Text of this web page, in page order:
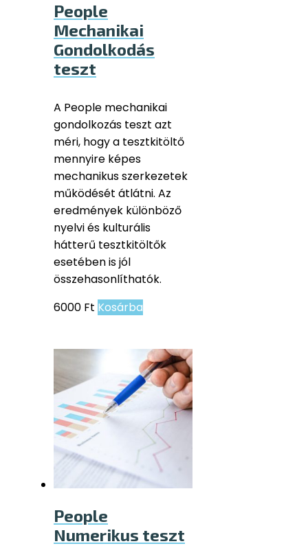
People
Mechanikai
Gondolkodás
teszt
A People mechanikai
gondolkozás teszt azt
méri, hogy a tesztkitöltő
mennyire képes
mechanikus szerkezetek
működését átlátni. Az
eredmények különböző
nyelvi és kulturális
hátterű tesztkitöltők
esetében is jól
összehasonlíthatók.
6000 Ft Kosárba
People
Numerikus teszt